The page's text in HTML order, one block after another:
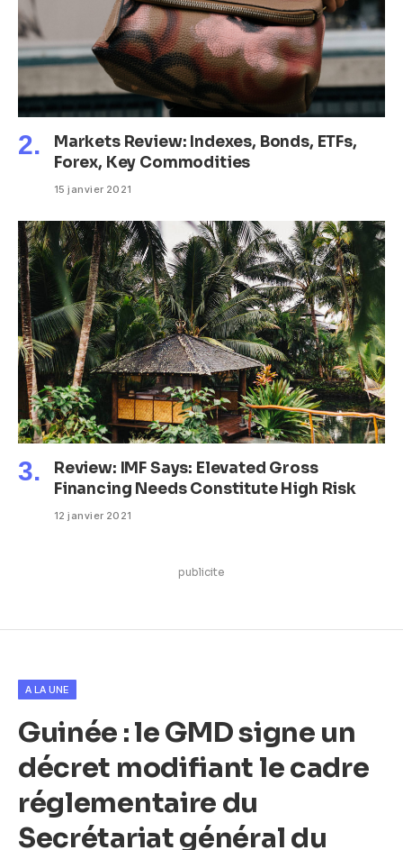
Markets Review: Indexes, Bonds, ETFs,
Forex, Key Commodities
15 janvier 2021
Review: IMF Says: Elevated Gross
Financing Needs Constitute High Risk
12 janvier 2021
publicite
A LA UNE
Guinée : le GMD signe un
décret modifiant le cadre
réglementaire du
Secrétariat général du